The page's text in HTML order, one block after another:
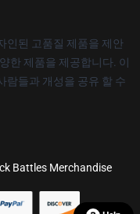
인된 고품질 제품을 제안
한 제품을 제공합니다. 이
람들과 개성을 공유 할 수
Battles Merchandise